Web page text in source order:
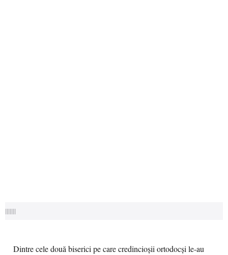
|||||||
Dintre cele două biserici pe care credincioşii ortodocşi le-au